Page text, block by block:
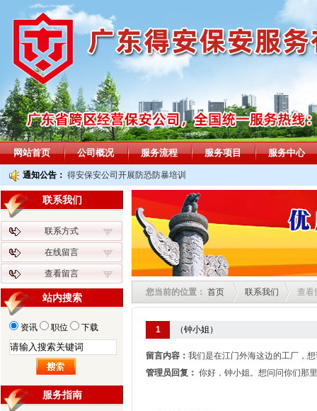
网站首页 公司概况 服务流程 服务项目 服务中心
通知公告： 得安保安公司开展防恐防暴培训
您当前的位置： 首页 联系我们 查看
1 （钟小姐）
留言内容： 我们是在江门外海这边的工厂，
管理员回复： 你好，钟小姐。想问问你们那
联系我们
联系方式
在线留言
查看留言
站内搜索
资讯 职位 下载
服务指南